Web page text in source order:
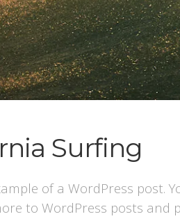
Surfing
of a WordPress post.
to WordPress posts and